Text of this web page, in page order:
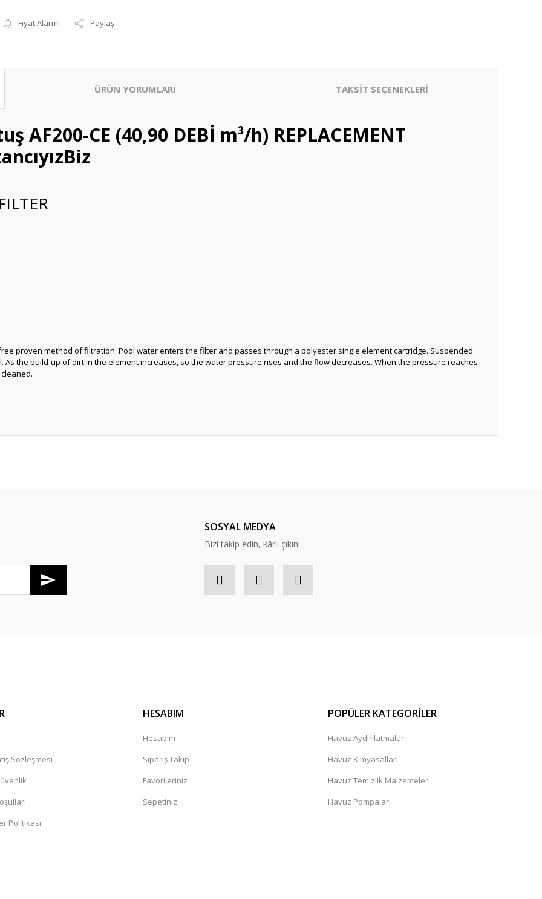
Fiyat Alarmı Paylaş
ÜRÜN YORUMLARI TAKSİT SEÇENEKLERİ
AF200-CE (40,90 DEBİ m³/h) REPLACEMENT
proven method of filtration. Pool water enters the filter and passes through a polyester single element cartridge. Suspended
the build-up of dirt in the element increases, so the water pressure rises and the flow decreases. When the pressure reaches
SOSYAL MEDYA
Bizi takip edin, kârlı çıkın!
Sözleşmesi
Politikası
HESABIM
Hesabım
Sipariş Takip
Favorileriniz
Sepetiniz
POPÜLER KATEGORİLER
Havuz Aydınlatmaları
Havuz Kimyasalları
Havuz Temizlik Malzemeleri
Havuz Pompaları